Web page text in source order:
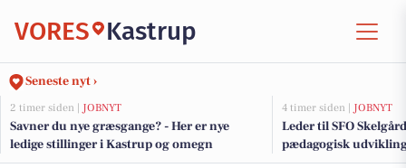
VORES Kastrup
Seneste nyt ›
2 timer siden | JOBNYT
Savner du nye græsgange? - Her er nye
ledige stillinger i Kastrup og omegn
4 timer siden | JOBNYT
Leder til SFO
pædagogisk